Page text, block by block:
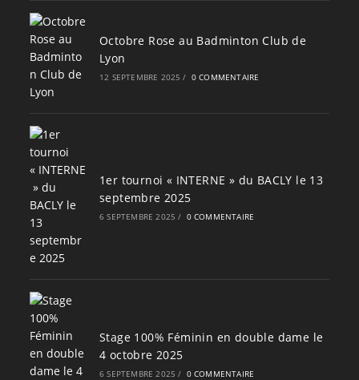
Octobre Rose au Badminton Club de
Lyon
12 SEPTEMBRE 2025 / 0 COMMENTAIRE
1er tournoi « INTERNE » du BACLY le 13
septembre 2025
6 SEPTEMBRE 2025 / 0 COMMENTAIRE
Stage 100% Féminin en double dame le
4 octobre 2025
6 SEPTEMBRE 2025 / 0 COMMENTAIRE